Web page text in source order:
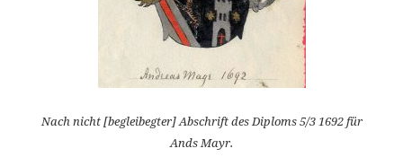
Nach nicht [begleibegter] Abschrift des Diploms 5/3 1692 für
Ands Mayr.